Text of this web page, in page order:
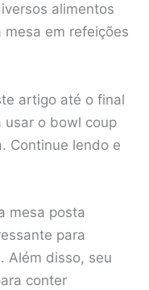
alimentos
em refeições
artigo até o final
usar o bowl coup
Continue lendo e
mesa posta
para
Além disso, seu
conter